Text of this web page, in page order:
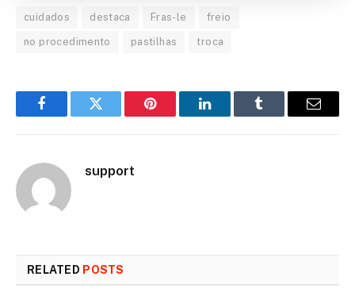
cuidados destaca Fras-le freio
no procedimento pastilhas troca
FacebookTwitter Pinterest LinkedInTumblr Email
support
RELATED POSTS